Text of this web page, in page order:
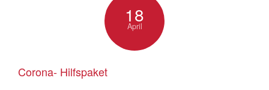
18
April
Corona- Hilfspaket